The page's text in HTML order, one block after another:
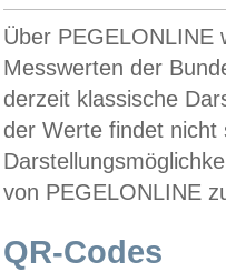
Über PEGELONLINE
Messwerten der
derzeit klassische
der Werte findet
von PEGELONLINE
QR-Codes